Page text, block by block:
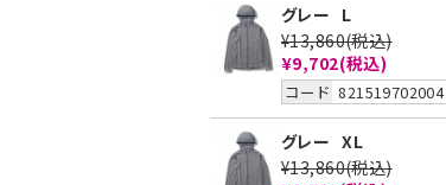
グレー L
¥13,860(税込)
¥9,702(税込)
コード 821519702004
グレー XL
¥13,860(税込)